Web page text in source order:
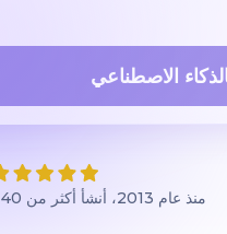
الاصطناعي